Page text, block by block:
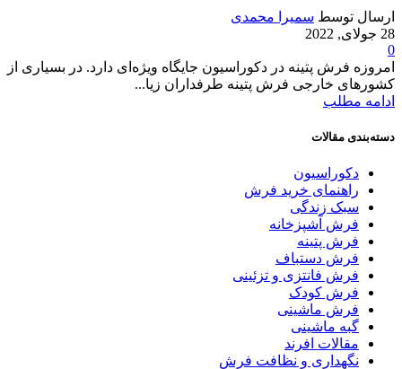
ارسال توسط سمیرا محمدی
28 جولای, 2022
0
امروزه فرش پتینه در دکوراسیون جایگاه ویژه‌ای دارد. در بسیاری از
کشورهای خارجی فرش پتینه طرفداران زیا...
ادامه مطلب
دسته‌بندی مقالات
دکوراسیون
راهنمای خرید فرش
سبک زندگی
فرش آشپزخانه
فرش پتینه
فرش دستباف
فرش فانتزی و تزئینی
فرش کودک
فرش ماشینی
گبه ماشینی
مقالات افرند
نگهداری و نظافت فرش